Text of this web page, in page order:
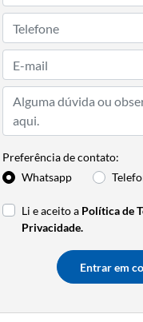
Preferência de contato:
Whatsapp
Li e aceito a Política de
Privacidade.
Entrar em